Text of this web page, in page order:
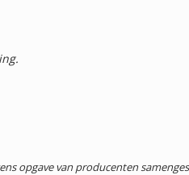
opgave van producenten